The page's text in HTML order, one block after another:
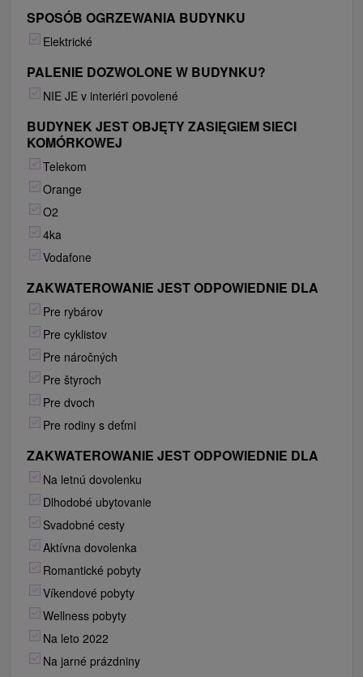
SPOSÓB OGRZEWANIA BUDYNKU
Elektrické
PALENIE DOZWOLONE W BUDYNKU?
NIE JE v interiéri povolené
BUDYNEK JEST OBJĘTY ZASIĘGIEM SIECI
KOMÓRKOWEJ
Telekom
Orange
O2
4ka
Vodafone
ZAKWATEROWANIE JEST ODPOWIEDNIE DLA
Pre rybárov
Pre cyklistov
Pre náročných
Pre štyroch
Pre dvoch
Pre rodiny s deťmi
ZAKWATEROWANIE JEST ODPOWIEDNIE DLA
Na letnú dovolenku
Dlhodobé ubytovanie
Svadobné cesty
Aktívna dovolenka
Romantické pobyty
Víkendové pobyty
Wellness pobyty
Na leto 2022
Na jarné prázdniny